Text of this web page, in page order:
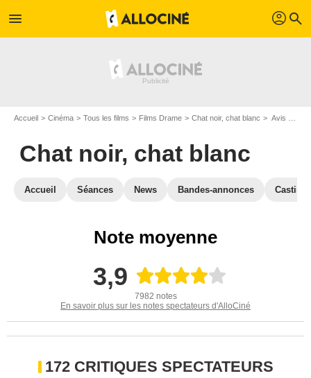
menu profil search
Accueil Cinéma Tous les films Films Drame Chat noir, chat blanc Avis sur Chat noir, chat blanc
Chat noir, chat blanc
Accueil Séances News Bandes-annonces Casting
Note moyenne
3,9
7982 notes
En savoir plus sur les notes spectateurs d'AlloCiné
172 CRITIQUES SPECTATEURS